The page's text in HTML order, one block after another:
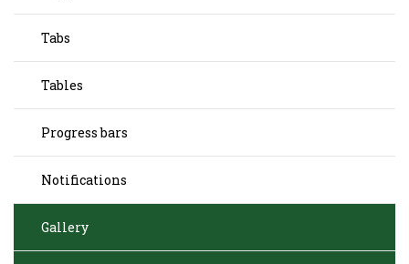
Tabs
Tables
Progress bars
Notifications
Gallery